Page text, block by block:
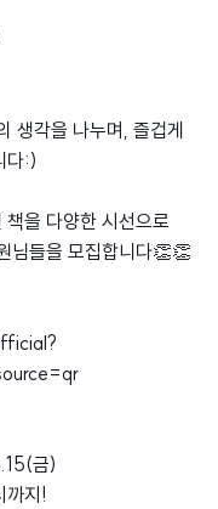
생각을 나누며, 즐겁게
다:)
을 다양한 시선으로
님들을 모집합니다👏👏
금)
까지!